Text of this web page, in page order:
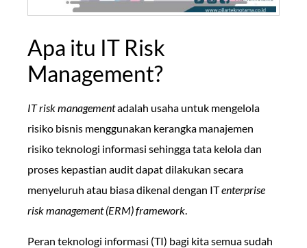
Apa itu IT Risk
Management?
IT risk managementadalah usaha untuk mengelola
risiko bisnis menggunakan kerangka manajemen
risiko teknologi informasi sehingga tata kelola dan
proses kepastian audit dapat dilakukan secara
menyeluruh atau biasa dikenal dengan ITenterprise
risk management (ERM) framework.
Peran teknologi informasi (TI) bagi kita semua sudah